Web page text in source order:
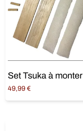
Set Tsuka à monter
49,99 €
Lire la suite